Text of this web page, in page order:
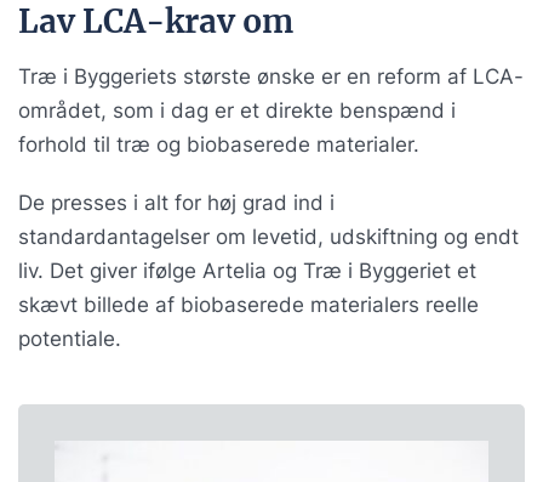
Lav LCA-krav om
Træ i Byggeriets største ønske er en reform af LCA-
området, som i dag er et direkte benspænd i
forhold til træ og biobaserede materialer.
De presses i alt for høj grad ind i
standardantagelser om levetid, udskiftning og endt
liv. Det giver ifølge Artelia og Træ i Byggeriet et
skævt billede af biobaserede materialers reelle
potentiale.